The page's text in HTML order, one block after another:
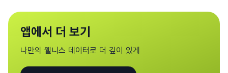
앱에서 더 보기
나만의 웰니스 데이터로 더 깊이 있게